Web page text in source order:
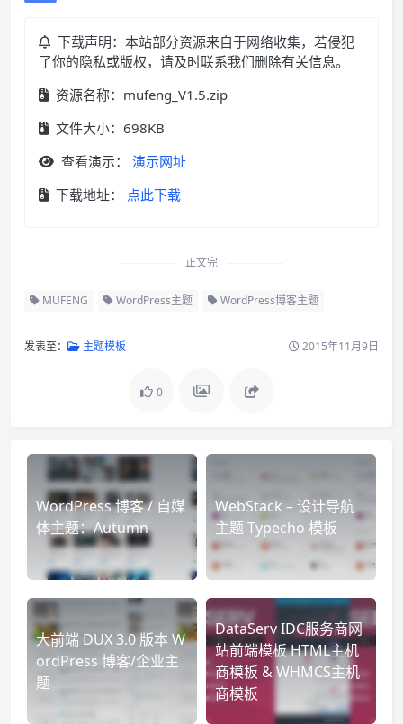
下载声明：本站部分资源来自于网络收集，若侵犯
了你的隐私或版权，请及时联系我们删除有关信息。
资源名称：mufeng_V1.5.zip
文件大小：698KB
查看演示：
演示网址
下载地址：
点此下载
正文完
MUFENG WordPress主题 WordPress博客主题
发表至： 主题模板 2015年11月9日
0
WordPress 博客 / 自媒
体主题：Autumn
WebStack – 设计导航
主题 Typecho 模板
大前端 DUX 3.0 版本 W
ordPress 博客/企业主
题
DataServ IDC服务商网
站前端模板 HTML主机
商模板 & WHMCS主机
商模板